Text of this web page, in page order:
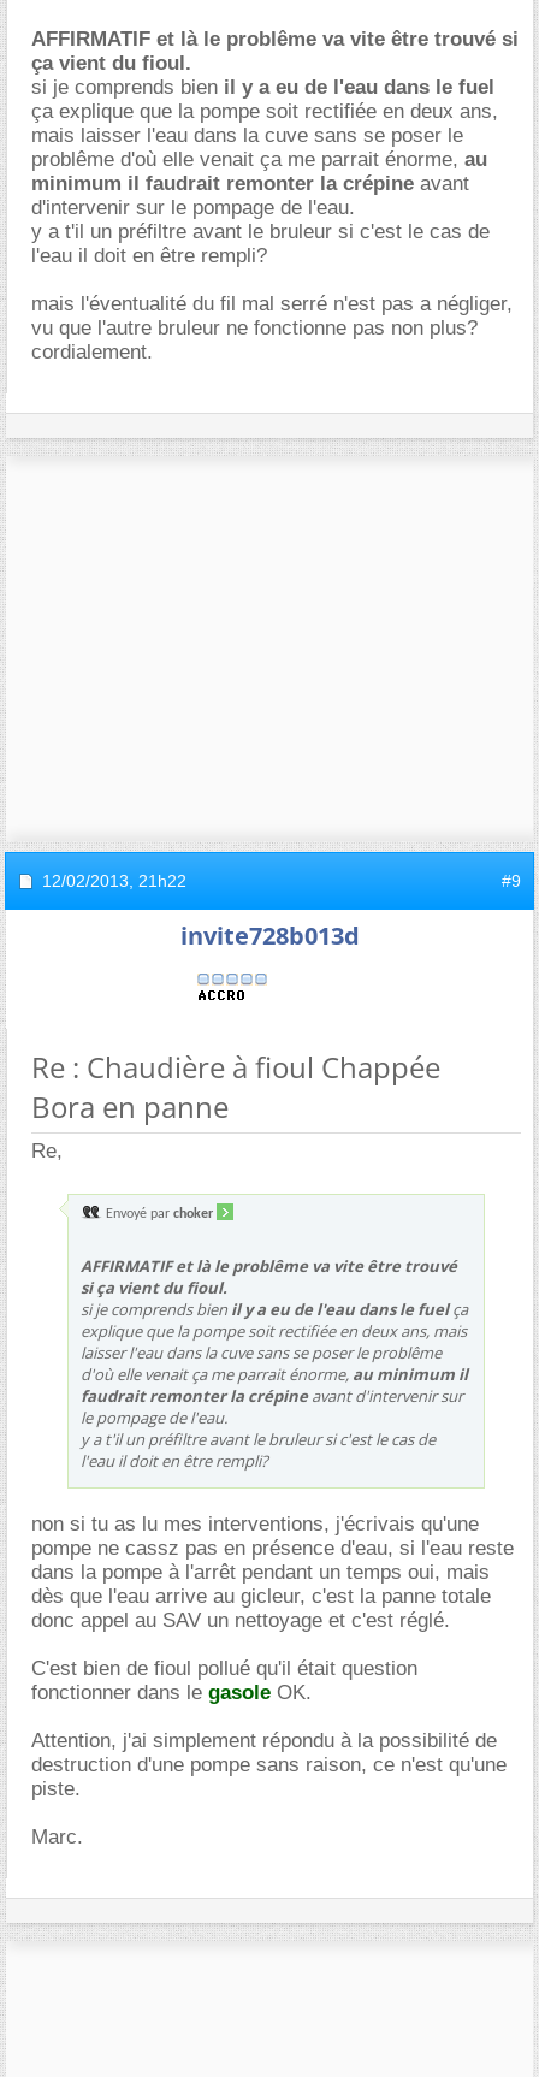
AFFIRMATIF et là le problême va vite être trouvé si
ça vient du fioul.
si je comprends bien il y a eu de l'eau dans le fuel
ça explique que la pompe soit rectifiée en deux ans,
mais laisser l'eau dans la cuve sans se poser le
problême d'où elle venait ça me parrait énorme, au
minimum il faudrait remonter la crépine avant
d'intervenir sur le pompage de l'eau.
y a t'il un préfiltre avant le bruleur si c'est le cas de
l'eau il doit en être rempli?
mais l'éventualité du fil mal serré n'est pas a négliger,
vu que l'autre bruleur ne fonctionne pas non plus?
cordialement.
12/02/2013, 21h22 #9
invite728b013d
Re : Chaudière à fioul Chappée
Bora en panne
Re,
Envoyé par choker
AFFIRMATIF et là le problême va vite être trouvé
si ça vient du fioul.
si je comprends bien il y a eu de l'eau dans le fuelça
explique que la pompe soit rectifiée en deux ans, mais
laisser l'eau dans la cuve sans se poser le problême
d'où elle venait ça me parrait énorme, au minimum il
faudrait remonter la crépineavant d'intervenir sur
le pompage de l'eau.
y a t'il un préfiltre avant le bruleur si c'est le cas de
l'eau il doit en être rempli?
non si tu as lu mes interventions, j'écrivais qu'une
pompe ne cassz pas en présence d'eau, si l'eau reste
dans la pompe à l'arrêt pendant un temps oui, mais
dès que l'eau arrive au gicleur, c'est la panne totale
donc appel au SAV un nettoyage et c'est réglé.
C'est bien de fioul pollué qu'il était question
fonctionner dans le gasole OK.
Attention, j'ai simplement répondu à la possibilité de
destruction d'une pompe sans raison, ce n'est qu'une
piste.
Marc.